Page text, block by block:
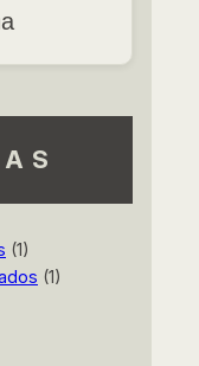
y
(1)
(1)